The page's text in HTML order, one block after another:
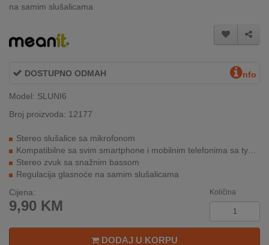
MOJ
AKCIJE
BRENDOVI
NOVO
U
PONUDI
na samim slušalicama
DOSTUPNO ODMAH nfo
Model: SLUNI6
Broj proizvoda: 12177
Stereo slušalice sa mikrofonom
Kompatibilne sa svim smartphone i mobilnim telefonima sa type C konektorom
Stereo zvuk sa snažnim bassom
Regulacija glasnoće na samim slušalicama
Cijena:
9,90 KM
Količina
DODAJ U KORPU